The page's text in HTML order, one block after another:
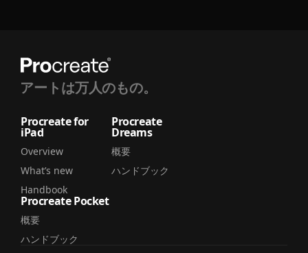
アートは万人のもの。
Procreate for
iPad
Overview
What’s new
Handbook
Procreate
Dreams
概要
ハンドブック
Procreate Pocket
概要
ハンドブック